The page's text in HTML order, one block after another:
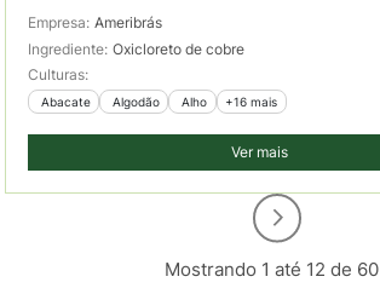
Empresa: Ameribrás
Ingrediente: Oxicloreto de cobre
Culturas:
Abacate Algodão Alho +16 mais
Ver mais
Mostrando 1 até 12 de 60